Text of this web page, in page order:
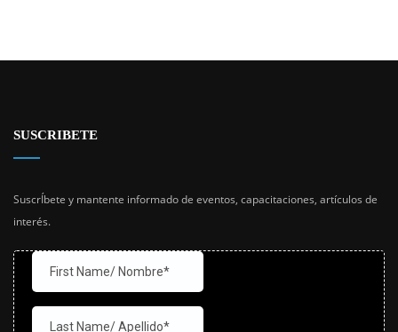
SUSCRIBETE
SuscrÍbete y mantente informado de eventos, capacitaciones, artículos de
interés.